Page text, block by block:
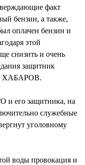
факт
бензин, а также,
оплачен бензин и
этой
снизить и очень
защитник
ХАБАРОВ.
его защитника, на
служебные
уголовному
воды провокация и